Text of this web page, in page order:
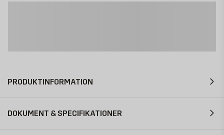
PRODUKTINFORMATION
DOKUMENT & SPECIFIKATIONER